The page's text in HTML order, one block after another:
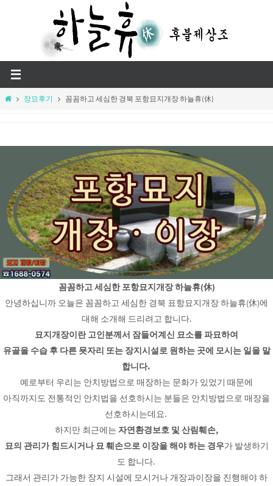
Home장묘후기 꼼꼼하고 세심한 경북 포항묘지개장 하늘휴(休)
꼼꼼하고 세심한 포항묘지개장 하늘휴(休)
안녕하십니까 오늘은 꼼꼼하고 세심한 경북 표항묘지개장 하늘휴(休)에
대해 소개해 드리려고 합니다.
묘지개장이란 고인분께서 잠들어계신 묘소를 파묘하여
유골을 수습 후 다른 묫자리 또는 장지시설로 원하는 곳에 모시는 일을 말
합니다.
예로부터 우리는 안치방법으로 매장하는 문화가 있었기 때문에
아직까지도 전통적인 안치법을 선호하시는 분들은 안치방법으로 매장을
선호하시는데요.
하지만 최근에는 자연환경보호 및 산림훼손,
묘의 관리가 힘드시거나 묘 훼손으로 이장을 해야 하는 경우가 발생하기
도 합니다.
그래서 관리가 가능한 장지 시설에 모시거나 개장과이장을 진행해야 하